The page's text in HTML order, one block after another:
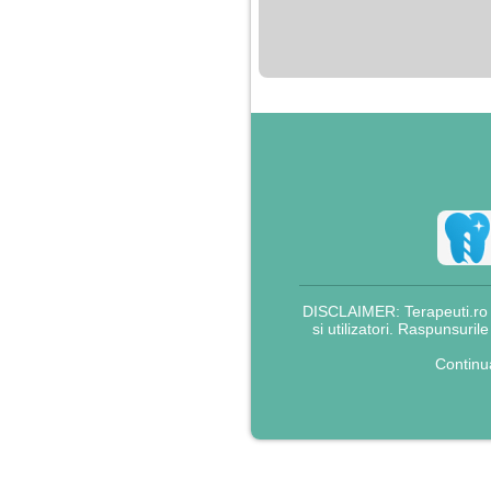
pentru bani.
DISCLAIMER:
si utilizatori.